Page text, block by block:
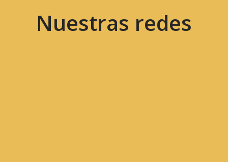
Nuestras redes